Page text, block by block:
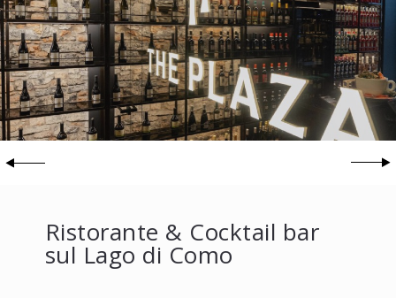
Ristorante & Cocktail bar
sul Lago di Como